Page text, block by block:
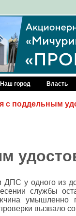
Наш город Власть
с поддельным
ДПС у одного из
службы
умышленно
вызвало